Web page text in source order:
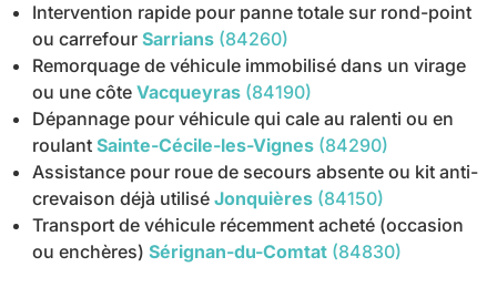
Intervention rapide pour panne totale sur rond-point
ou carrefour Sarrians (84260)
Remorquage de véhicule immobilisé dans un virage
ou une côte Vacqueyras (84190)
Dépannage pour véhicule qui cale au ralenti ou en
roulant Sainte-Cécile-les-Vignes (84290)
Assistance pour roue de secours absente ou kit anti-
crevaison déjà utilisé Jonquières (84150)
Transport de véhicule récemment acheté (occasion
ou enchères) Sérignan-du-Comtat (84830)